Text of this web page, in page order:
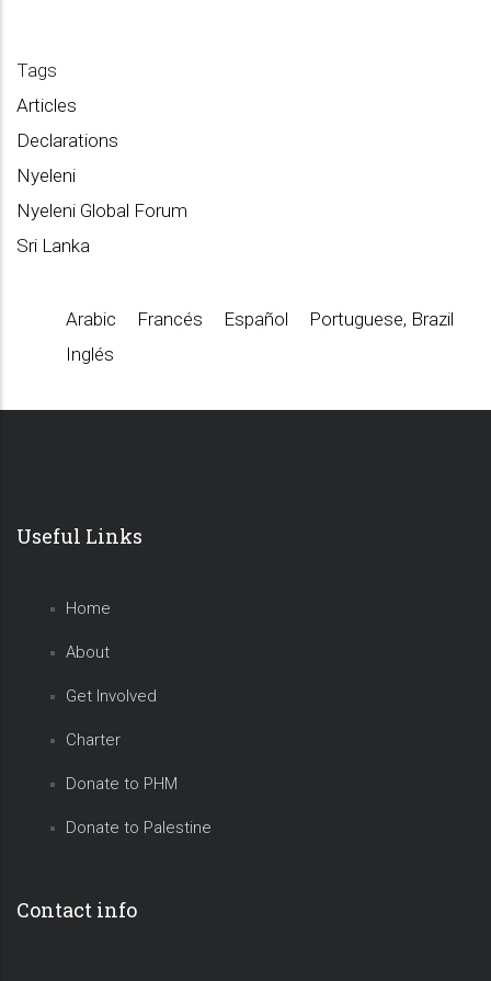
Tags
Articles
Declarations
Nyeleni
Nyeleni Global Forum
Sri Lanka
Arabic Francés Español
Portuguese, Brazil
Inglés
Useful Links
Home
About
Get Involved
Charter
Donate to PHM
Donate to Palestine
Contact info